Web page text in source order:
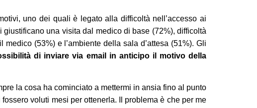
uno dei quali è legato alla difficoltà nell’accesso ai
una visita dal medico di base (72%), difficoltà
(53%) e l’ambiente della sala d’attesa (51%). Gli
di inviare via email in anticipo il motivo della
la cosa ha cominciato a mettermi in ansia fino al punto
voluti mesi per ottenerla. Il problema è che per me